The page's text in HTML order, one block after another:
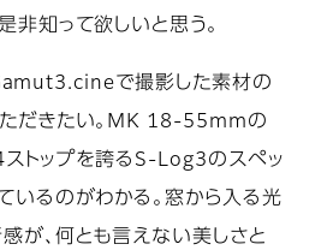
非知って欲しいと思う。
で撮影した素材の
だきたい。MK 18-55mmの
トップを誇るS-Log3のスペッ
いるのがわかる。窓から入る光
が、何とも言えない美しさと